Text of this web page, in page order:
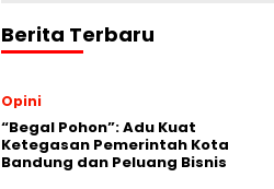
Berita Terbaru
Opini
“Begal Pohon”: Adu Kuat
Ketegasan Pemerintah Kota
Bandung dan Peluang Bisnis